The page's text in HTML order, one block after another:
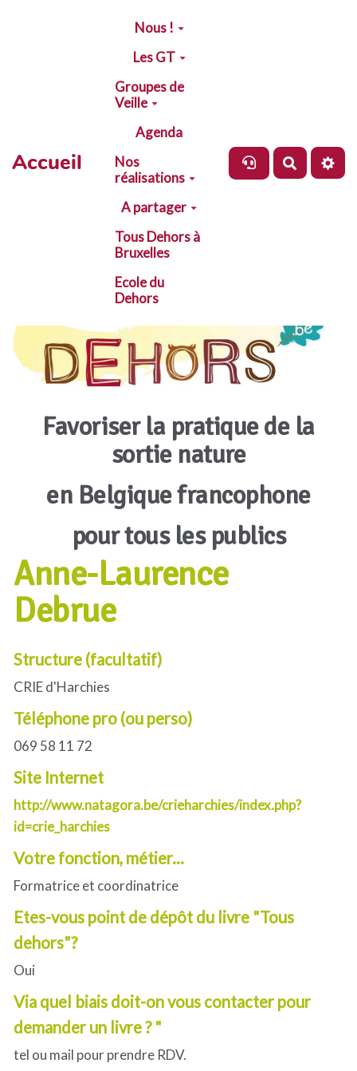
Aller au contenu principal
Accueil
Nous !
Les GT
Groupes de
Veille
Agenda
Nos
réalisations
A partager
Tous Dehors à
Bruxelles
Ecole du
Dehors
Favoriser la pratique de la
sortie nature
en Belgique francophone
pour tous les publics
Anne-Laurence
Debrue
Structure (facultatif)
CRIE d'Harchies
Téléphone pro (ou perso)
069 58 11 72
Site Internet
http://www.natagora.be/crieharchies/index.php?
id=crie_harchies
Votre fonction, métier...
Formatrice et coordinatrice
Etes-vous point de dépôt du livre "Tous
dehors"?
Oui
Via quel biais doit-on vous contacter pour
demander un livre ? "
tel ou mail pour prendre RDV.